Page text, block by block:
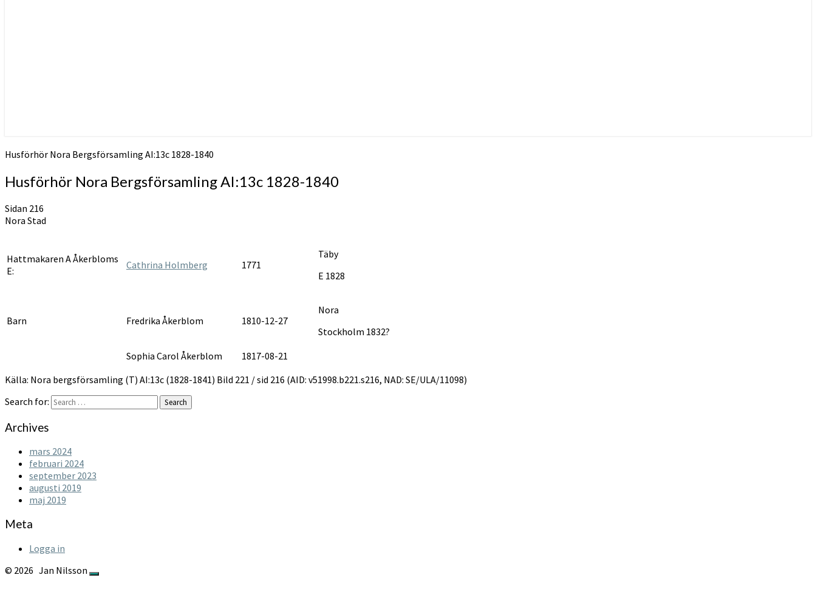
Husförhör Nora Bergsförsamling AI:13c 1828-1840
Husförhör Nora Bergsförsamling AI:13c 1828-1840
Sidan 216
Nora Stad
Hattmakaren A Åkerbloms
E:
Cathrina Holmberg 1771
Täby
E 1828
Barn Fredrika Åkerblom 1810-12-27
Nora
Stockholm 1832?
Sophia Carol Åkerblom
1817-08-21
Källa: Nora bergsförsamling (T) AI:13c (1828-1841) Bild 221 / sid 216 (AID: v51998.b221.s216, NAD: SE/ULA/11098)
Search for:
Search
Archives
mars 2024
februari 2024
september 2023
augusti 2019
maj 2019
Meta
Logga in
© 2026 Jan Nilsson